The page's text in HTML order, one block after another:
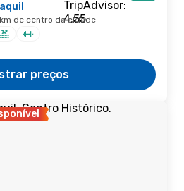
de centro da cidade
preços